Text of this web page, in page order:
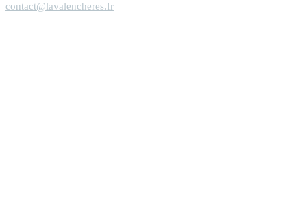
contact@lavalencheres.fr